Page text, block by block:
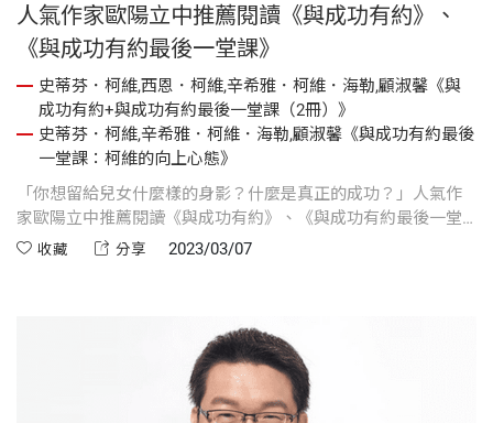
人氣作家歐陽立中推薦閱讀《與成功有約》、
《與成功有約最後一堂課》
史蒂芬．柯維,西恩．柯維,辛希雅．柯維．海勒,顧淑馨《與
成功有約+與成功有約最後一堂課（2冊）》
史蒂芬．柯維,辛希雅．柯維．海勒,顧淑馨《與成功有約最後
一堂課：柯維的向上心態》
「你想留給兒女什麼樣的身影？什麼是真正的成功？」人氣作
家歐陽立中推薦閱讀《與成功有約》、《與成功有約最後一堂
課》，取得事業、家庭、心靈的平衡，不是天方夜譚！
收藏 分享 2023/03/07